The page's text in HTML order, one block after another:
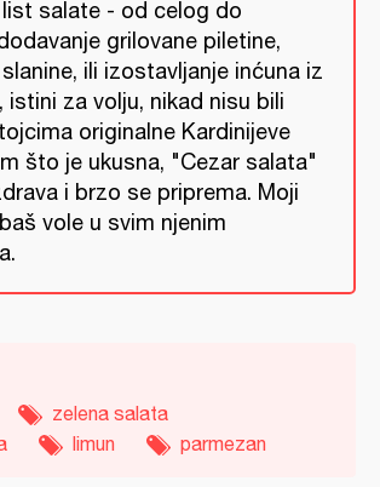
list salate - od celog do
grilovane piletine,
ili izostavljanje inćuna iz
istini za volju, nikad nisu bili
originalne Kardinijeve
što je ukusna, "Cezar salata"
i brzo se priprema. Moji
vole u svim njenim
zelena salata
limun parmezan